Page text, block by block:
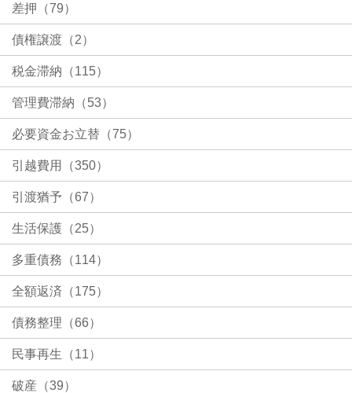
差押（79）
債権譲渡（2）
税金滞納（115）
管理費滞納（53）
必要資金お立替（75）
引越費用（350）
引渡猶予（67）
生活保護（25）
多重債務（114）
全額返済（175）
債務整理（66）
民事再生（11）
破産（39）